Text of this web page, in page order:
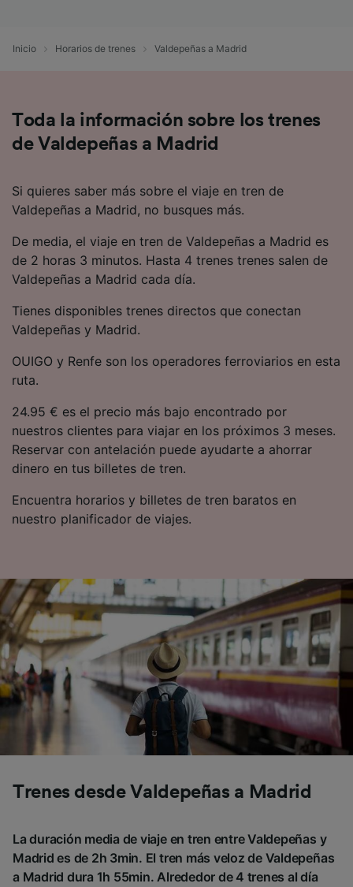
Inicio Horarios de trenes Valdepeñas a Madrid
Toda la información sobre los trenes
de Valdepeñas a Madrid
Si quieres saber más sobre el viaje en tren de
Valdepeñas a Madrid, no busques más.
De media, el viaje en tren de Valdepeñas a Madrid es
de 2 horas 3 minutos. Hasta 4 trenes trenes salen de
Valdepeñas a Madrid cada día.
Tienes disponibles trenes directos que conectan
Valdepeñas y Madrid.
OUIGO y Renfe son los operadores ferroviarios en esta
ruta.
24.95 € es el precio más bajo encontrado por
nuestros clientes para viajar en los próximos 3 meses.
Reservar con antelación puede ayudarte a ahorrar
dinero en tus billetes de tren.
Encuentra horarios y billetes de tren baratos en
nuestro planificador de viajes.
Trenes desde Valdepeñas a Madrid
La duración media de viaje en tren entre Valdepeñas y
Madrid es de 2h 3min. El tren más veloz de Valdepeñas
a Madrid dura 1h 55min. Alrededor de 4 trenes al día
identificación. Almacenar la información en un
dispositivo y/o acceder a ella. Publicidad y
Lista de asociados (proveedores)